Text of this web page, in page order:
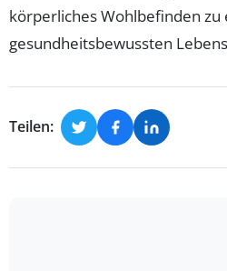
körperliches Wohlbefinden
gesundheitsbewussten
Teilen: